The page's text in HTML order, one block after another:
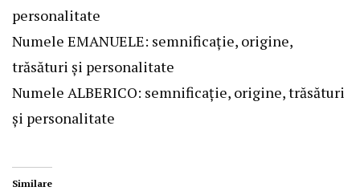
personalitate
Numele EMANUELE: semnificație, origine,
trăsături și personalitate
Numele ALBERICO: semnificație, origine, trăsături
și personalitate
Similare